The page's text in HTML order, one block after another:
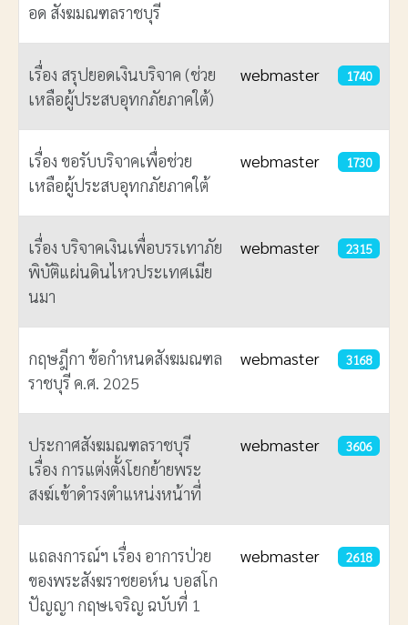
อด สังฆมณฑลราชบุรี
เรื่อง สรุปยอดเงินบริจาค (ช่วย
เหลือผู้ประสบอุทกภัยภาคใต้)
webmaster 1740
เรื่อง ขอรับบริจาคเพื่อช่วย
เหลือผู้ประสบอุทกภัยภาคใต้
webmaster 1730
เรื่อง บริจาคเงินเพื่อบรรเทาภัย
พิบัติแผ่นดินไหวประเทศเมีย
นมา
webmaster 2315
กฤษฎีกา ข้อกําหนดสังฆมณฑล
ราชบุรี ค.ศ. 2025
webmaster 3168
ประกาศสังฆมณฑลราชบุรี
เรื่อง การแต่งตั้งโยกย้ายพระ
สงฆ์เข้าดำรงตำแหน่งหน้าที่
webmaster 3606
แถลงการณ์ฯ เรื่อง อาการป่วย
ของพระสังฆราชยอห์น บอสโก
ปัญญา กฤษเจริญ ฉบับที่ 1
webmaster 2618